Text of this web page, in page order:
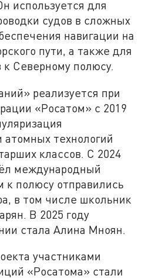
используется для
судов в сложных
навигации на
пути, а также для
Северному полюсу.
реализуется при
«Росатом» с 2019
атомных технологий
классов. С 2024
международный
к полюсу отправились
в том числе школьник
В 2025 году
стала Алина Мноян.
участниками
«Росатома» стали